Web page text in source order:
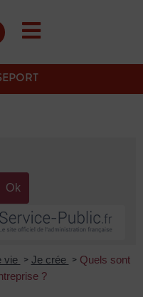
vie > Je crée > Quels sont
?